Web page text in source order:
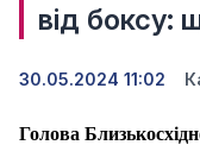
від боксу:
30.05.2024 11:02
Голова